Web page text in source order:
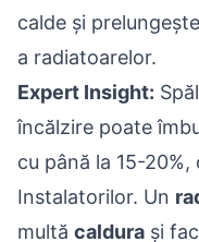
calde și
a radiatoarelor.
Expert Insight:
încălzire poate
cu până la 15-
Instalatorilor. Un
multă caldura și